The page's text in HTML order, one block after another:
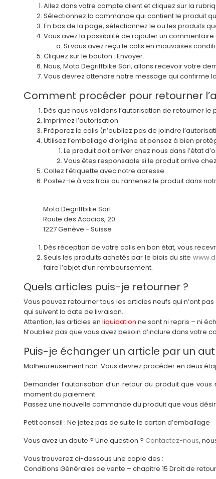
Allez dans votre compte client et cliquez sur la
Sélectionnez la commande qui contient le produit
En bas de la page, sélectionnez le ou les produits
Vous avez la possibilité de rajouter un
Si vous avez reçu le colis en mauvaises
Cliquez sur le bouton : Envoyer.
Nous, Moto Degriffbike Sàrl, allons recevoir votre
Vous devrez attendre notre message qui confirme
Comment procéder pour retourner
Dès que nous validons l’autorisation de retourner
Imprimez l’autorisation
Préparez le colis (n’oubliez pas de joindre
Utilisez l’emballage d’origine et pensez à bien
Le produit doit arriver chez nous dans l’état
Vous êtes responsable si le produit arrive
Collez l’étiquette avec notre adresse
Postez-le à vos frais ou ramenez le produit dans
Moto Degriffbike Sàrl
Route des Acacias, 20
1227 Genève - Suisse
Dès réception de votre colis en bon état, vous
Seuls les produits achetés par le biais du site
faire l’objet d’un remboursement.
Quels articles puis-je retourner ?
Vous pouvez retourner tous les articles neufs qui n’ont
qui suivent la date de livraison.
Attention, les articles en liquidation ne sont ni repris – ni
N’oubliez pas que vous avez besoin d’inclure dans votre
Puis-je échanger un article par un
Malheureusement non. Vous devrez procéder en deux
Demander l’autorisation d’un retour du produit que
moment du paiement.
Passez une nouvelle commande du produit que vous
Petit conseil : Ne jetez pas de suite le carton d’emballage
Vous avez un doute ? Une question ? Contactez-nous,
Vous trouverez ci-dessous une copie des :
Conditions Générales de vente – chapitre 15 Droit de